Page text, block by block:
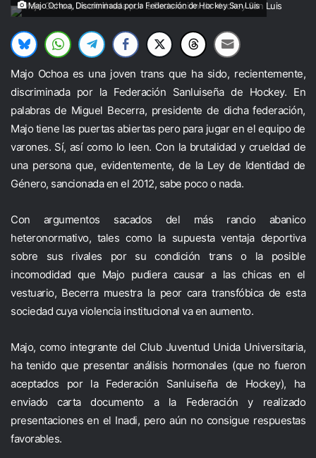
Majo Ochoa, Discriminada por la Federación de Hockey San Luis
Majo Ochoa es una joven trans que ha sido, recientemente,
discriminada por la Federación Sanluiseña de Hockey. En
palabras de Miguel Becerra, presidente de dicha federación,
Majo tiene las puertas abiertas pero para jugar en el equipo de
varones. Sí, así como lo leen. Con la brutalidad y crueldad de
una persona que, evidentemente, de la Ley de Identidad de
Género, sancionada en el 2012, sabe poco o nada.
Con argumentos sacados del más rancio abanico
heteronormativo, tales como la supuesta ventaja deportiva
sobre sus rivales por su condición trans o la posible
incomodidad que Majo pudiera causar a las chicas en el
vestuario, Becerra muestra la peor cara transfóbica de esta
sociedad cuya violencia institucional va en aumento.
Majo, como integrante del Club Juventud Unida Universitaria,
ha tenido que presentar análisis hormonales (que no fueron
aceptados por la Federación Sanluiseña de Hockey), ha
enviado carta documento a la Federación y realizado
presentaciones en el Inadi, pero aún no consigue respuestas
favorables.